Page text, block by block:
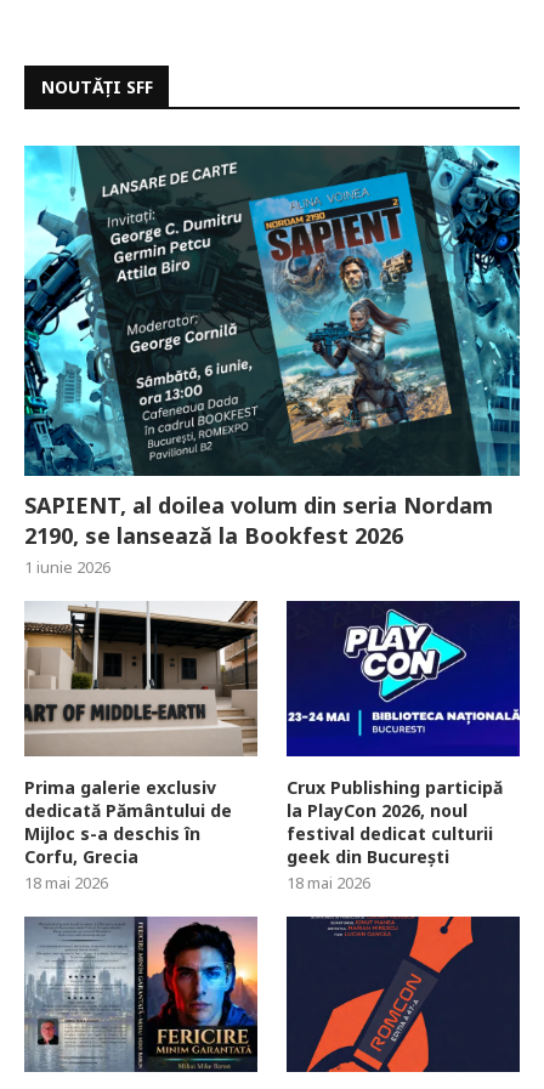
NOUTĂȚI SFF
SAPIENT, al doilea volum din seria Nordam
2190, se lansează la Bookfest 2026
1 iunie 2026
Prima galerie exclusiv
dedicată Pământului de
Mijloc s-a deschis în
Corfu, Grecia
18 mai 2026
Crux Publishing participă
la PlayCon 2026, noul
festival dedicat culturii
geek din București
18 mai 2026